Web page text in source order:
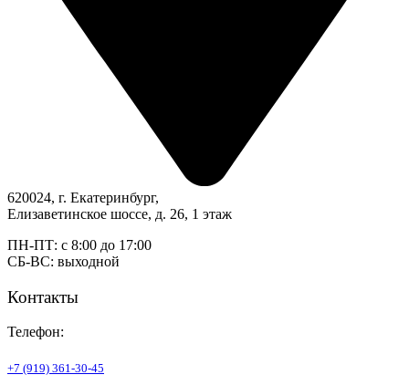
620024, г. Екатеринбург,
Елизаветинское шоссе, д. 26, 1 этаж
ПН-ПТ: с 8:00 до 17:00
СБ-ВС: выходной
Контакты
Телефон:
+7 (919) 361-30-45